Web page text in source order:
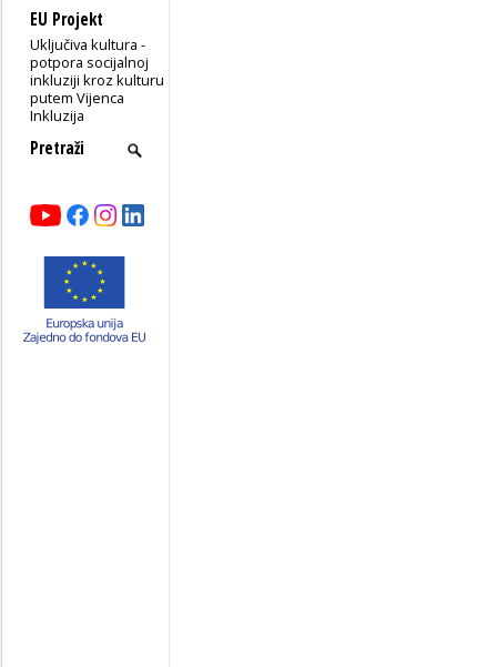
EU Projekt
Uključiva kultura -
potpora socijalnoj
inkluziji kroz kulturu
putem Vijenca
Inkluzija